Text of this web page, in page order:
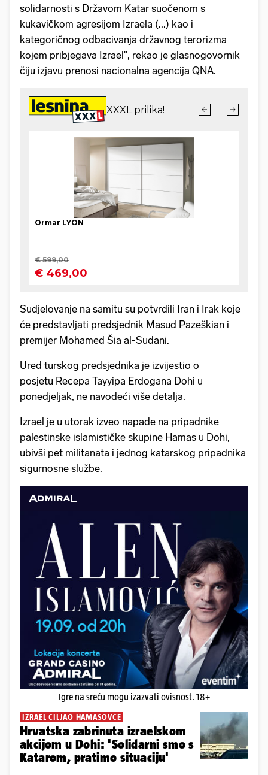
solidarnosti s Državom Katar suočenom s
kukavičkom agresijom Izraela (...) kao i
kategoričnog odbacivanja državnog terorizma
kojem pribjegava Izrael", rekao je glasnogovornik
čiju izjavu prenosi nacionalna agencija QNA.
Sudjelovanje na samitu su potvrdili Iran i Irak koje
će predstavljati predsjednik Masud Pazeškian i
premijer Mohamed Šia al-Sudani.
Ured turskog predsjednika je izvijestio o
posjetu Recepa Tayyipa Erdogana Dohi u
ponedjeljak, ne navodeći više detalja.
Izrael je u utorak izveo napade na pripadnike
palestinske islamističke skupine Hamas u Dohi,
ubivši pet militanata i jednog katarskog pripadnika
sigurnosne službe.
Igre na sreću mogu izazvati ovisnost. 18+
IZRAEL CILJAO HAMASOVCE
Hrvatska zabrinuta izraelskom
akcijom u Dohi: 'Solidarni smo s
Katarom, pratimo situaciju'